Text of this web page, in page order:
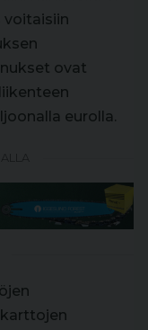
voitaisiin
ovat
eurolla.